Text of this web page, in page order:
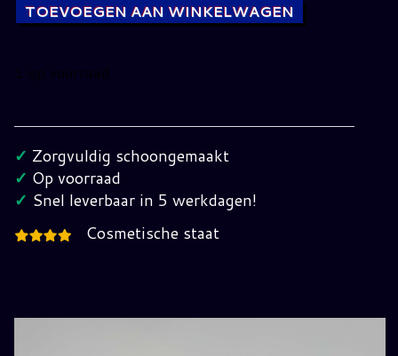
TOEVOEGEN AAN WINKELWAGEN
1 op voorraad
Assault
Catapult
Vintage
Star
hoeveelheid
✓ Zorgvuldig schoongemaakt
✓ Op voorraad
✓ Snel leverbaar in 5 werkdagen!
Cosmetische staat